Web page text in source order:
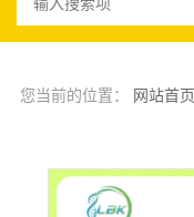
您当前的位置： 网站首页